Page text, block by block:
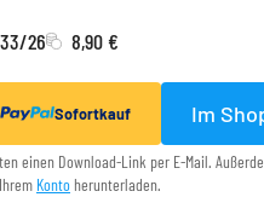
26 8,90 €
Sofortkauf Im
einen Download-Link per E-Mail.
Konto herunterladen.